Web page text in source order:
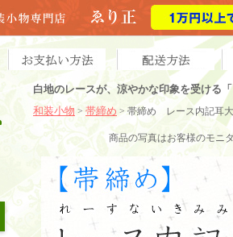
白地のレースが、涼やかな印象を受ける
和装小物 > 帯締め > 帯締め レース内記耳
商品の写真はお客様のモニ